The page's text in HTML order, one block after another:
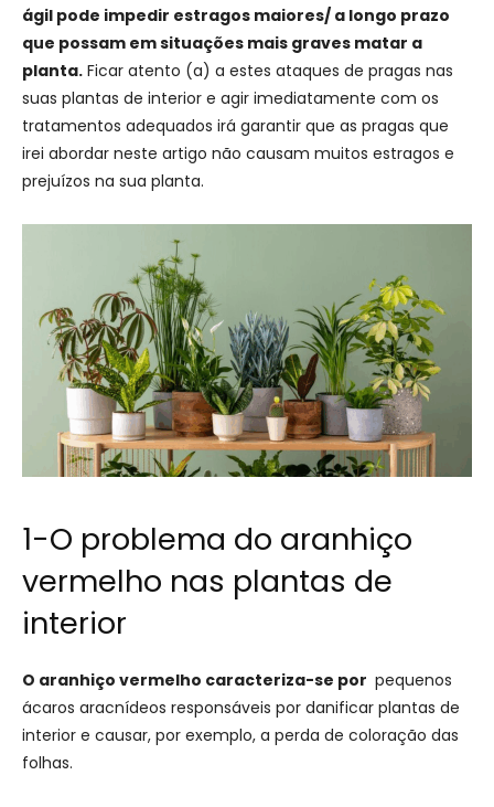
ágil pode impedir estragos maiores/ a longo prazo
que possam em situações mais graves matar a
planta. Ficar atento (a) a estes ataques de pragas nas
suas plantas de interior e agir imediatamente com os
tratamentos adequados irá garantir que as pragas que
irei abordar neste artigo não causam muitos estragos e
prejuízos na sua planta.
1-O problema do aranhiço
vermelho nas plantas de
interior
O aranhiço vermelho caracteriza-se por pequenos
ácaros aracnídeos responsáveis por danificar plantas de
interior e causar, por exemplo, a perda de coloração das
folhas.